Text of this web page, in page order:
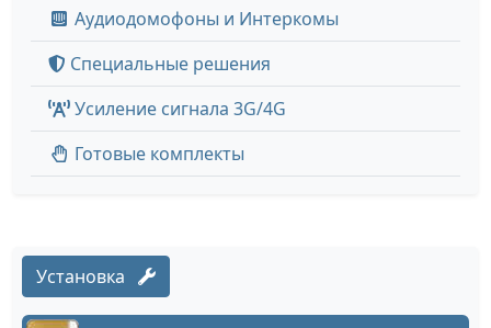
Аудиодомофоны и Интеркомы
Специальные решения
Усиление сигнала 3G/4G
Готовые комплекты
Установка